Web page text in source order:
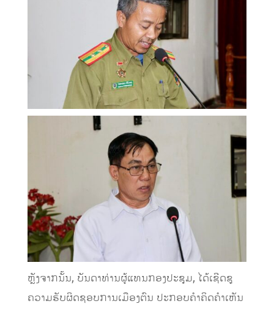
ຫຼັງຈາກນັ້ນ, ບັນດາທ່ານຜູ້ແທນກອງປະຊຸມ, ໄດ້ເຊີດຊູ
ຄວາມຮັບຜິດຊອບການເມືອງຕົນ ປະກອບຄໍາຄິດຄໍາເຫັນ